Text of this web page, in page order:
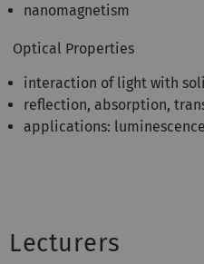
nanomagnetism
Optical Properties
interaction of light with
reflection, absorption,
applications:
Lecturers